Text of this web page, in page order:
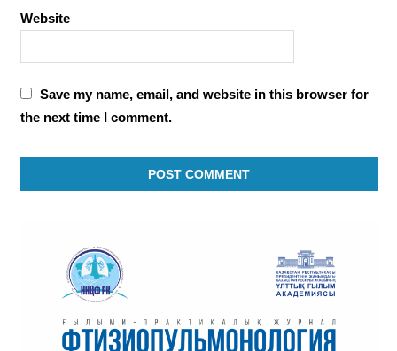
Website
Save my name, email, and website in this browser for
the next time I comment.